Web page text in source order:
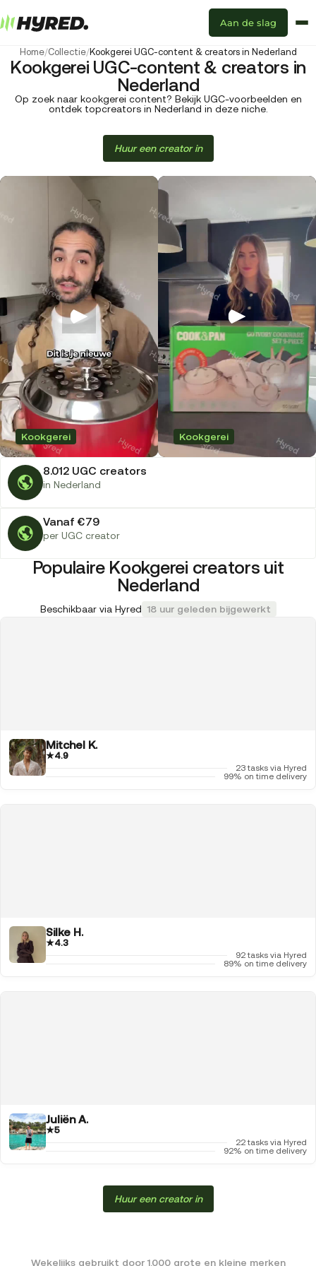
Aan de slag
Home/Collectie/Kookgerei UGC-content & creators in Nederland
Kookgerei UGC-content & creators in
Nederland
Op zoek naar kookgerei content? Bekijk UGC-voorbeelden en
ontdek topcreators in Nederland in deze niche.
Huur een creator in
8.012 UGC creators
in Nederland
Kookgerei Kookgerei
Vanaf €79
per UGC creator
Populaire Kookgerei creators uit
Nederland
Beschikbaar via Hyred 18 uur geleden bijgewerkt
Mitchel K.
★4.9
23 tasks via Hyred
99% on time delivery
Silke H.
★4.3
92 tasks via Hyred
89% on time delivery
Juliën A.
★5
22 tasks via Hyred
92% on time delivery
Huur een creator in
Wekelijks gebruikt door 1.000 grote en kleine merken